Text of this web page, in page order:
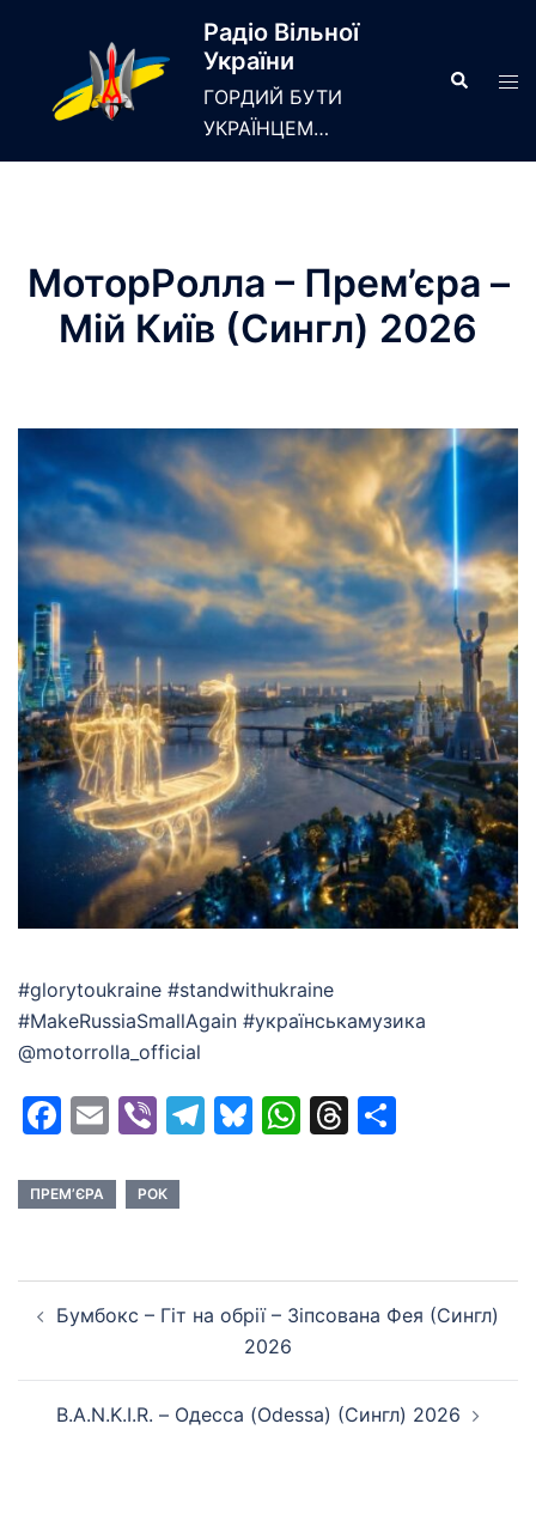
Радіо Вільної
України
ГОРДИЙ БУТИ
УКРАЇНЦЕМ…
Search
МоторРолла – Прем’єра –
Мій Київ (Сингл) 2026
#glorytoukraine #standwithukraine
#MakeRussiaSmallAgain #українськамузика
@motorrolla_official
Facebook
EmailViberTelegram
Bluesky
WhatsApp
Threads
ПРЕМ’ЄРА РОК
navigation
Бумбокс – Гіт на обрії – Зіпсована Фея (Сингл)
2026
B.A.N.K.I.R. – Одесса (Odessa) (Сингл) 2026